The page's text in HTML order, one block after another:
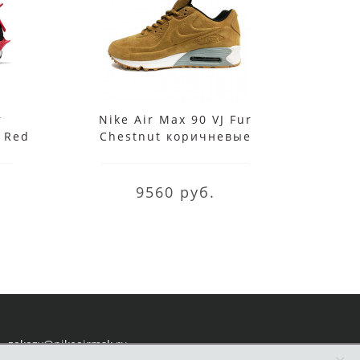
Nike Air Max 90 VJ Fur
Chestnut коричневые
9560 руб.
zakazy@nikeairmsk.ru